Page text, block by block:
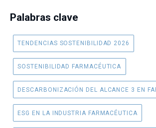
Palabras clave
TENDENCIAS SOSTENIBILIDAD 2026
SOSTENIBILIDAD FARMACÉUTICA
DESCARBONIZACIÓN DEL ALCANCE 3 EN
ESG EN LA INDUSTRIA FARMACÉUTICA